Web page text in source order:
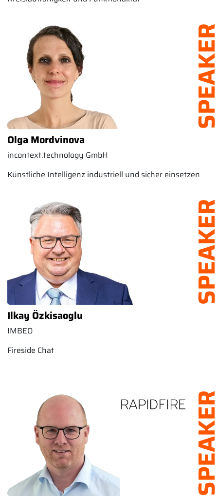
Olga Mordvinova
incontext.technology GmbH
Künstliche Intelligenz industriell und sicher einsetzen
Ilkay Özkisaoglu
IMBEO
Fireside Chat